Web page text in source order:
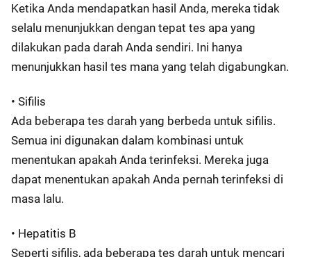
Ketika Anda mendapatkan hasil Anda, mereka tidak
selalu menunjukkan dengan tepat tes apa yang
dilakukan pada darah Anda sendiri. Ini hanya
menunjukkan hasil tes mana yang telah digabungkan.
• Sifilis
Ada beberapa tes darah yang berbeda untuk sifilis.
Semua ini digunakan dalam kombinasi untuk
menentukan apakah Anda terinfeksi. Mereka juga
dapat menentukan apakah Anda pernah terinfeksi di
masa lalu.
• Hepatitis B
Seperti sifilis, ada beberapa tes darah untuk mencari